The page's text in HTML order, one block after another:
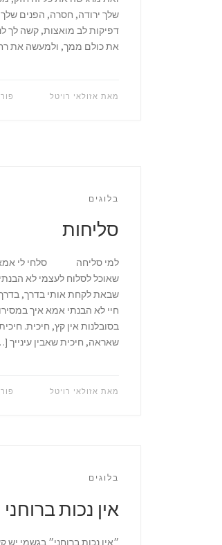
שלך ירודה, חסרה, הפנים
דפיקות לב מואצות, קשה לך
את כולם ממך, ולמעשה את
מאת אזולאי רויטל
בלוגים
סליחות
למי סליחה סלחי לי אמא,
שאוכל לסלוח לעצמי לא
שבאת לקחת אותי בדרך, בדרך
חיי לא הבנתי אמא איך
בסובלנות אין קץ, חיכית.
שאראה, חיכית שאבין עינייך
מאת אזולאי רויטל
בלוגים
אין נכות ברוחני
״אין נכות ברוחני״ בגשמי יש